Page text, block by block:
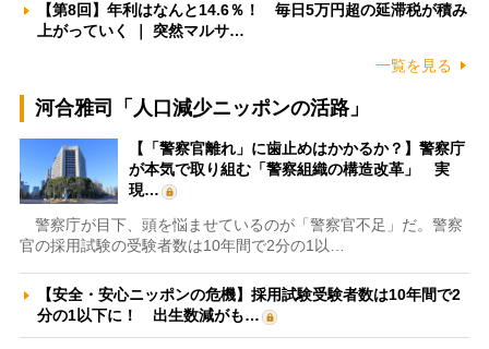
【第8回】年利はなんと14.6％！ 毎日5万円超の延滞税が積み
上がっていく ｜ 突然マルサ…
一覧を見る
河合雅司「人口減少ニッポンの活路」
【「警察官離れ」に歯止めはかかるか？】警察庁
が本気で取り組む「警察組織の構造改革」 実
現…
警察庁が目下、頭を悩ませているのが「警察官不足」だ。警察
官の採用試験の受験者数は10年間で2分の1以…
【安全・安心ニッポンの危機】採用試験受験者数は10年間で2
分の1以下に！ 出生数減がも…